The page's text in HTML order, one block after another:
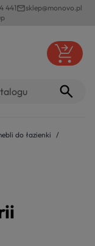
441mail_outlinesklep@monovo.pl
do łazienki